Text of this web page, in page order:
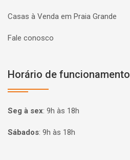
Casas à Venda em Praia Grande
Fale conosco
Horário de funcionamento
Seg à sex: 9h às 18h
Sábados: 9h às 18h